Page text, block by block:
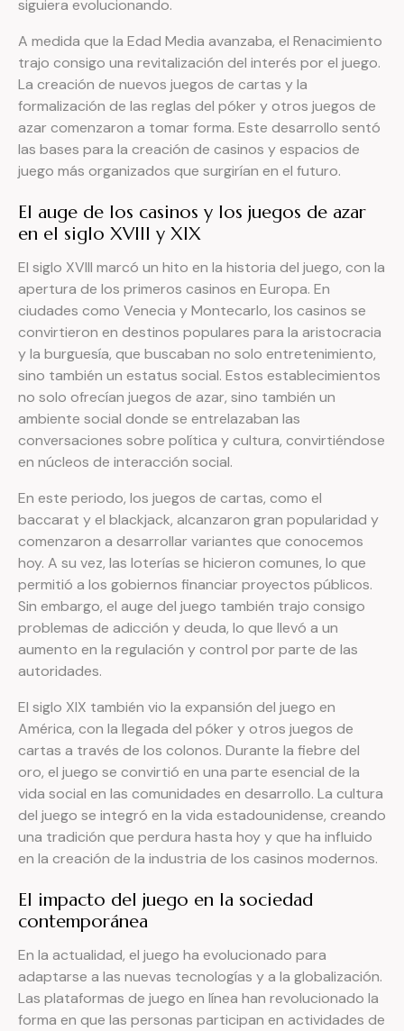
siguiera evolucionando.
A medida que la Edad Media avanzaba, el Renacimiento
trajo consigo una revitalización del interés por el juego.
La creación de nuevos juegos de cartas y la
formalización de las reglas del póker y otros juegos de
azar comenzaron a tomar forma. Este desarrollo sentó
las bases para la creación de casinos y espacios de
juego más organizados que surgirían en el futuro.
El auge de los casinos y los juegos de azar
en el siglo XVIII y XIX
El siglo XVIII marcó un hito en la historia del juego, con la
apertura de los primeros casinos en Europa. En
ciudades como Venecia y Montecarlo, los casinos se
convirtieron en destinos populares para la aristocracia
y la burguesía, que buscaban no solo entretenimiento,
sino también un estatus social. Estos establecimientos
no solo ofrecían juegos de azar, sino también un
ambiente social donde se entrelazaban las
conversaciones sobre política y cultura, convirtiéndose
en núcleos de interacción social.
En este periodo, los juegos de cartas, como el
baccarat y el blackjack, alcanzaron gran popularidad y
comenzaron a desarrollar variantes que conocemos
hoy. A su vez, las loterías se hicieron comunes, lo que
permitió a los gobiernos financiar proyectos públicos.
Sin embargo, el auge del juego también trajo consigo
problemas de adicción y deuda, lo que llevó a un
aumento en la regulación y control por parte de las
autoridades.
El siglo XIX también vio la expansión del juego en
América, con la llegada del póker y otros juegos de
cartas a través de los colonos. Durante la fiebre del
oro, el juego se convirtió en una parte esencial de la
vida social en las comunidades en desarrollo. La cultura
del juego se integró en la vida estadounidense, creando
una tradición que perdura hasta hoy y que ha influido
en la creación de la industria de los casinos modernos.
El impacto del juego en la sociedad
contemporánea
En la actualidad, el juego ha evolucionado para
adaptarse a las nuevas tecnologías y a la globalización.
Las plataformas de juego en línea han revolucionado la
forma en que las personas participan en actividades de